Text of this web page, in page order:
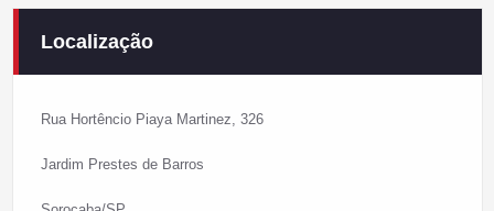
Localização
Rua Hortêncio Piaya Martinez, 326
Jardim Prestes de Barros